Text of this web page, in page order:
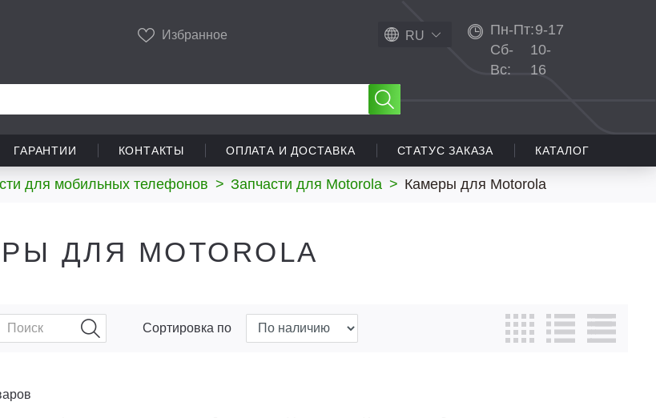
Избранное RU Пн-Пт:9-17
Сб-
Вс:
10-
16
ГАРАНТИИ КОНТАКТЫ ОПЛАТА И ДОСТАВКА СТАТУС ЗАКАЗА КАТАЛОГ
для мобильных телефонов > Запчасти для Motorola > Камеры для Motorola
ДЛЯ MOTOROLA
Сортировка по